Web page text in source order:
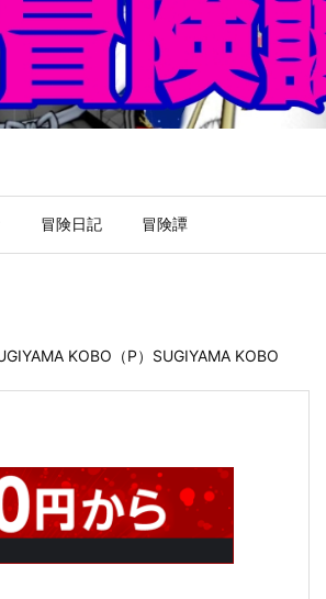
冒険日記 冒険譚
KOBO（P）SUGIYAMA KOBO